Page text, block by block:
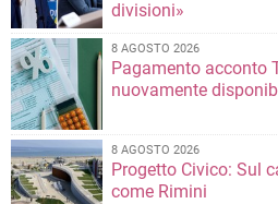
divisioni»
8 AGOSTO 2026
Pagamento acconto TARI 2026
nuovamente
8 AGOSTO 2026
Progetto Civico: Sul
come Rimini